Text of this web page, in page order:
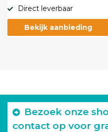
Direct leverbaar
Bekijk aanbieding
Bezoek onze
contact op voor